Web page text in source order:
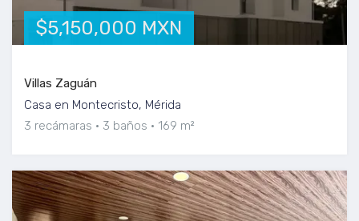
$5,150,000 MXN
Villas Zaguán
Casa en Montecristo, Mérida
3 recámaras
3 baños 169 m²